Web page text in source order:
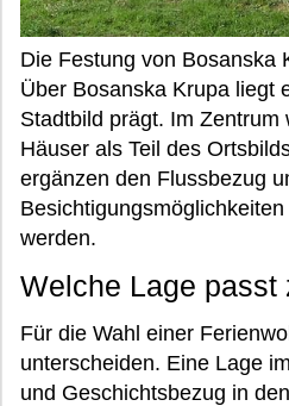
Die Festung von Bosanska
Über Bosanska Krupa liegt
Stadtbild prägt. Im
Häuser als Teil des
ergänzen den Flussbezug
werden.
Welche Lage passt
Für die Wahl einer
unterscheiden. Eine Lage
und Geschichtsbezug in